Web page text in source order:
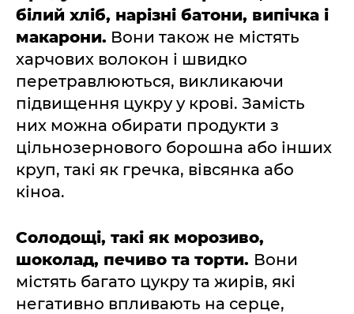
білий хліб, нарізні батони, випічка і
макарони. Вони також не містять
харчових волокон і швидко
перетравлюються, викликаючи
підвищення цукру у крові. Замість
них можна обирати продукти з
цільнозернового борошна або інших
круп, такі як гречка, вівсянка або
кіноа.
Солодощі, такі як морозиво,
шоколад, печиво та торти. Вони
містять багато цукру та жирів, які
негативно впливають на серце,